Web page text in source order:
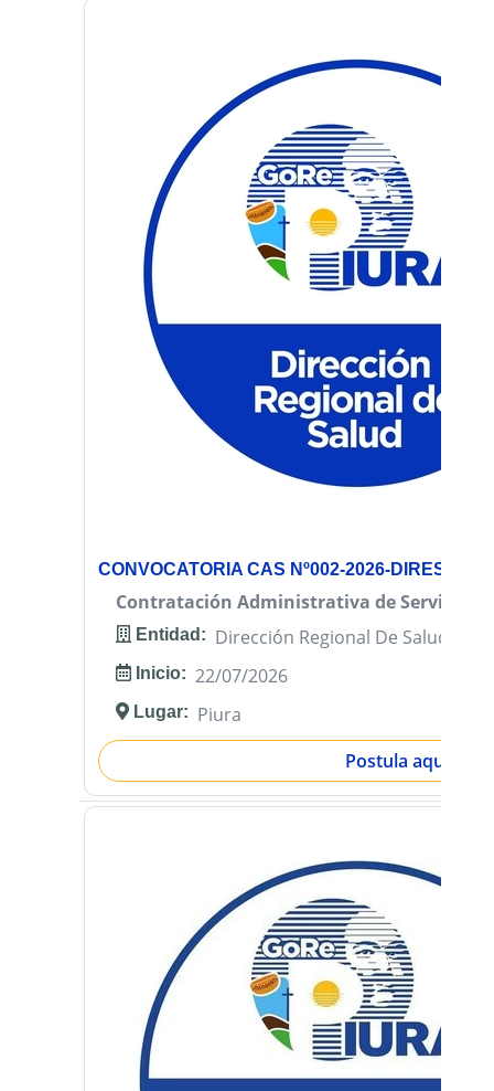
CONVOCATORIA CAS Nº002-2026-DIRESA
Contratación Administrativa de Servicios
Entidad: Dirección Regional De Salud
Inicio: 22/07/2026
Lugar: Piura
Postula aquí